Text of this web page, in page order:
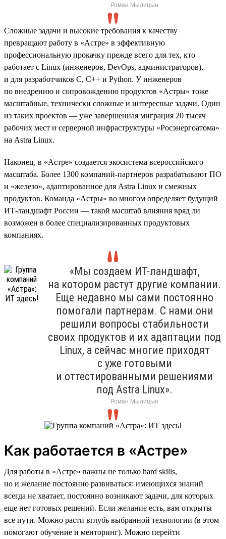
Роман Мылицын
Сложные задачи и высокие требования к качеству
превращают работу в «Астре» в эффективную
профессиональную прокачку прежде всего для тех, кто
работает с Linux (инженеров, DevOps, администраторов),
и для разработчиков C, C++ и Python. У инженеров
по внедрению и сопровождению продуктов «Астры» тоже
масштабные, технически сложные и интересные задачи. Один
из таких проектов — уже завершенная миграция 20 тысяч
рабочих мест и серверной инфраструктуры «Росэнергоатома»
на Astra Linux.
Наконец, в «Астре» создается экосистема всероссийского
масштаба. Более 1300 компаний-партнеров разрабатывают ПО
и «железо», адаптированное для Astra Linux и смежных
продуктов. Команда «Астры» во многом определяет будущий
ИТ-ландшафт России — такой масштаб влияния вряд ли
возможен в более специализированных продуктовых
компаниях.
«Мы создаем ИТ-ландшафт,
на котором растут другие компании.
Еще недавно мы сами постоянно
помогали партнерам. С нами они
решили вопросы стабильности
своих продуктов и их адаптации под
Linux, а сейчас многие приходят
с уже готовыми
и оттестированными решениями
под Astra Linux».
Роман Мылицын
Как работается в «Астре»
Для работы в «Астре» важны не только hard skills,
но и желание постоянно развиваться: имеющихся знаний
всегда не хватает, постоянно возникают задачи, для которых
еще нет готовых решений. Если желание есть, вам открыты
все пути. Можно расти вглубь выбранной технологии (в этом
помогают обучение и менторинг). Можно перейти